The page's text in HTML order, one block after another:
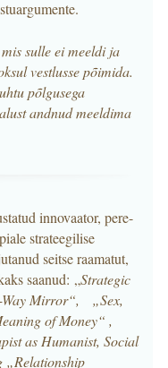
sulle ei meeldi ja
vestlusse põimida.
põlgusega
andnud meeldima
innovaator, pere-
strateegilise
seitse raamatut,
saanud: „Strategic
Way Mirror“, „Sex,
of Money“ ,
as Humanist, Social
„Relationship